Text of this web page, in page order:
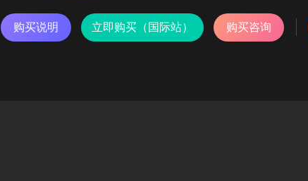
购买说明 立即购买（国际站） 购买咨询